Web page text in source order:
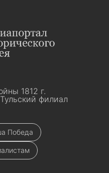
1812 г.
Тульский филиал
Победа